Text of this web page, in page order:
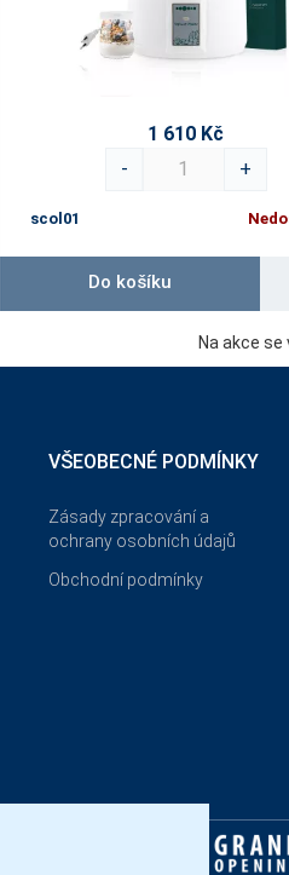
1 610 Kč
-
+
scol01
Do košíku
Na akce
VŠEOBECNÉ PODMÍNKY
Zásady zpracování a
ochrany osobních údajů
Obchodní podmínky